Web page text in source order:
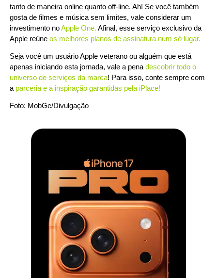
tanto de maneira online quanto off-line. Ah! Se você também
gosta de filmes e música sem limites, vale considerar um
investimento noApple One. Afinal, esse serviço exclusivo da
Apple reúne os melhores planos de assinatura num só lugar.
Seja você um usuário Apple veterano ou alguém que está
apenas iniciando esta jornada, vale a pena descobrir todo o
universo de serviços da marca! Para isso, conte sempre com
a parceria e a inspiração garantidas pela iPlace!
Foto: MobGe/Divulgação